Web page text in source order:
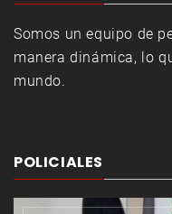
Somos un equipo de
manera dinámica, lo
mundo.
POLICIALES